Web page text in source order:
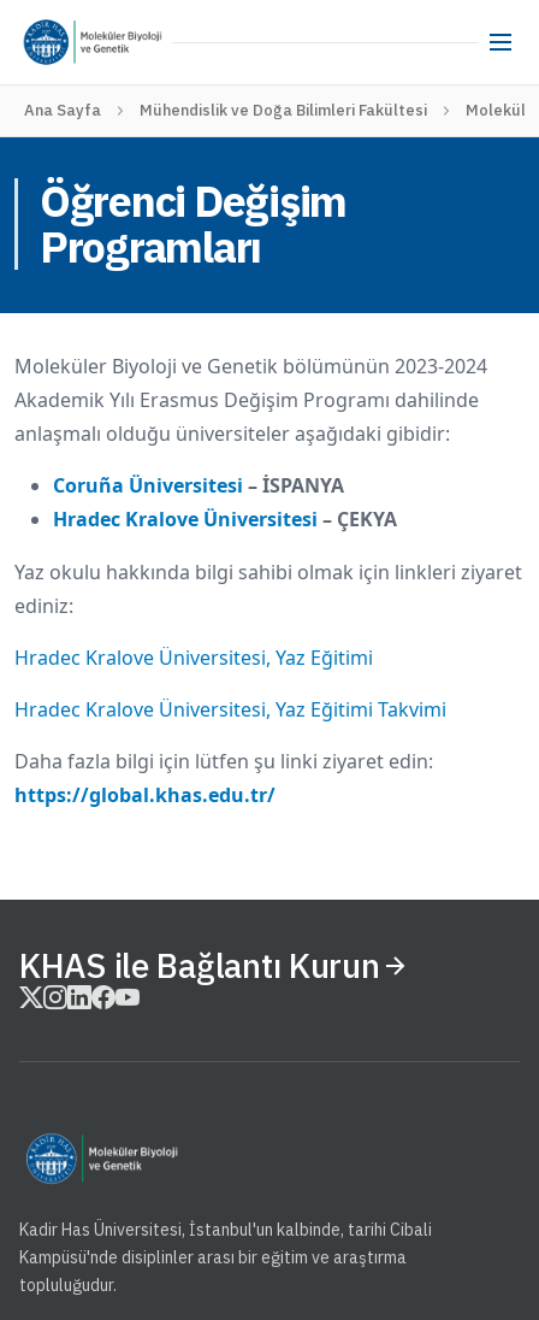
Ana Sayfa Mühendislik ve Doğa Bilimleri Fakültesi
Öğrenci Değişim
Programları
Moleküler Biyoloji ve Genetik bölümünün 2023-2024
Akademik Yılı Erasmus Değişim Programı dahilinde
anlaşmalı olduğu üniversiteler aşağıdaki gibidir:
Coruña Üniversitesi – İSPANYA
Hradec Kralove Üniversitesi – ÇEKYA
Yaz okulu hakkında bilgi sahibi olmak için linkleri ziyaret
ediniz:
Hradec Kralove Üniversitesi, Yaz Eğitimi
Hradec Kralove Üniversitesi, Yaz Eğitimi Takvimi
Daha fazla bilgi için lütfen şu linki ziyaret edin:
https://global.khas.edu.tr/
KHAS ile Bağlantı Kurun
Kadir Has Üniversitesi, İstanbul'un kalbinde, tarihi Cibali
Kampüsü'nde disiplinler arası bir eğitim ve araştırma
topluluğudur.